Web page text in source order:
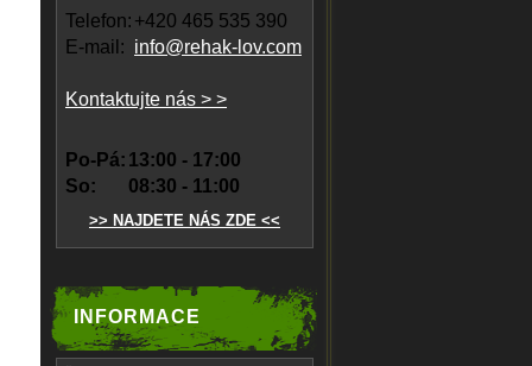
Telefon: +420 465 535 390
E-mail: info@rehak-lov.com
Kontaktujte nás > >
Po-Pá: 13:00 - 17:00
So:
08:30 - 11:00
>> NAJDETE NÁS ZDE <<
INFORMACE